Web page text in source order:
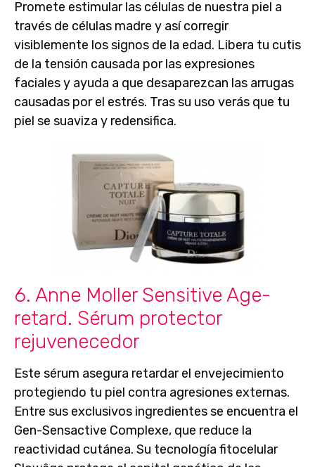
Promete estimular las células de nuestra piel a
través de células madre y así corregir
visiblemente los signos de la edad. Libera tu cutis
de la tensión causada por las expresiones
faciales y ayuda a que desaparezcan las arrugas
causadas por el estrés. Tras su uso verás que tu
piel se suaviza y redensifica.
6. Anne Moller Sensitive Age-
retard. Sérum protector
rejuvenecedor
Este sérum asegura retardar el envejecimiento
protegiendo tu piel contra agresiones externas.
Entre sus exclusivos ingredientes se encuentra el
Gen-Sensactive Complexe, que reduce la
reactividad cutánea. Su tecnología fitocelular